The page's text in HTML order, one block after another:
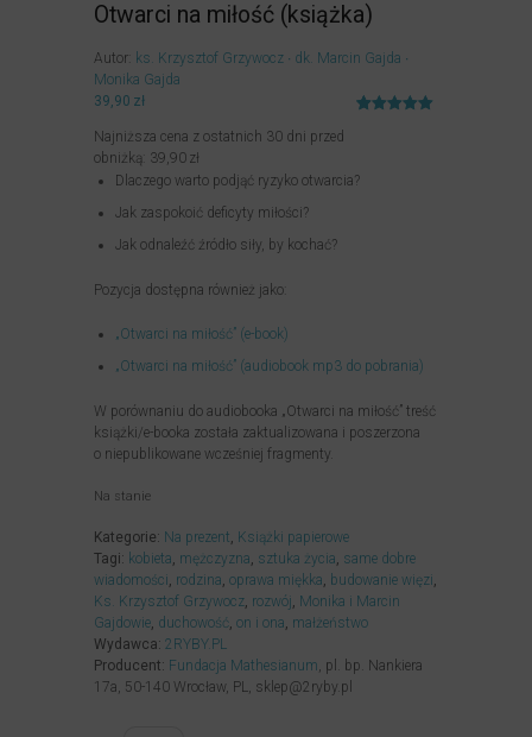
Otwarci na miłość (książka)
Autor: ks. Krzysztof Grzywocz
dk. Marcin Gajda
Monika Gajda
ocen
39,90 zł
Najniższa cena z ostatnich 30 dni przed
obniżką: 39,90 zł
Dlaczego warto podjąć ryzyko otwarcia?
Jak zaspokoić deficyty miłości?
Jak odnaleźć źródło siły, by kochać?
Pozycja dostępna również jako:
„Otwarci na miłość” (e-book)
„Otwarci na miłość” (audiobook mp3 do pobrania)
W porównaniu do audiobooka „Otwarci na miłość” treść
książki/e-booka została zaktualizowana i poszerzona
o niepublikowane wcześniej fragmenty.
Na stanie
Kategorie: Na prezent, Książki papierowe
Tagi: kobieta, mężczyzna, sztuka życia, same dobre
wiadomości, rodzina, oprawa miękka, budowanie więzi,
Ks. Krzysztof Grzywocz, rozwój, Monika i Marcin
Gajdowie, duchowość, on i ona, małżeństwo
Wydawca: 2RYBY.PL
Producent: Fundacja Mathesianum, pl. bp. Nankiera
17a, 50-140 Wrocław, PL, sklep@2ryby.pl